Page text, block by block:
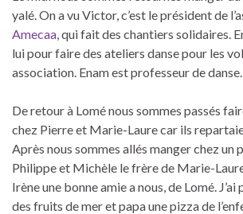
yalé. On a vu Victor, c’est le président de
Amecaa, qui fait des chantiers solidaires.
lui pour faire des ateliers danse pour les
association. Enam est professeur de danse.
De retour à Lomé nous sommes passés
chez Pierre et Marie-Laure car ils
Après nous sommes allés manger chez un
Philippe et Michèle le frère de Marie-
Irène une bonne amie a nous, de Lomé.
des fruits de mer et papa une pizza de